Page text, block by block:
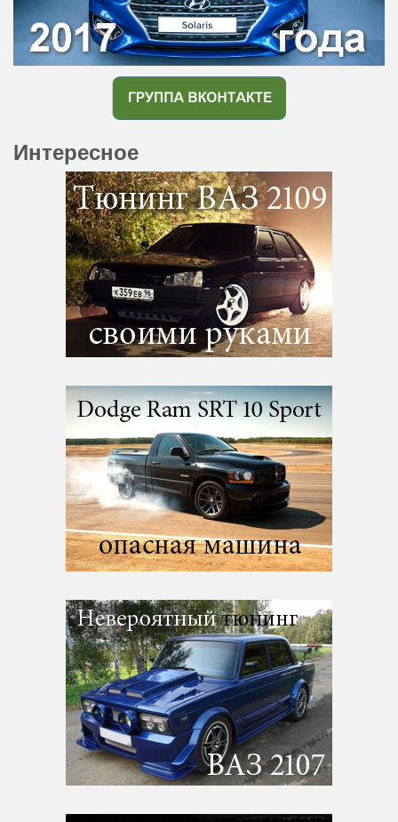
Интересное